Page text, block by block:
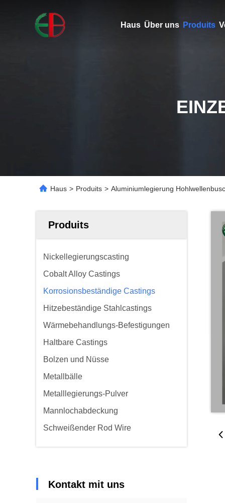
Haus Über uns Produits
Haus > Produits > Aluminiumlegierung
Produits
Nickellegierungscasting
Cobalt Alloy Castings
Korrosionsbeständige Castings
Hitzebeständige Stahlcastings
Wärmebehandlungs-Befestigungen
Haltbare Castings
Bolzen und Nüsse
Metallbälle
Metalllegierungs-Pulver
Mannlochabdeckung
Schweißender Rod Wire
Kontakt mit uns